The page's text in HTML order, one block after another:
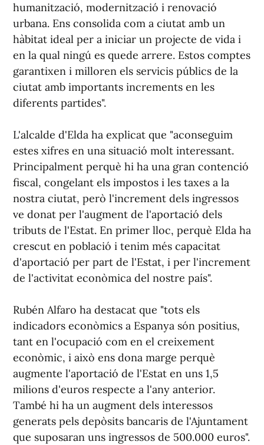
humanització, modernització i renovació
urbana. Ens consolida com a ciutat amb un
hàbitat ideal per a iniciar un projecte de vida i
en la qual ningú es quede arrere. Estos comptes
garantixen i milloren els servicis públics de la
ciutat amb importants increments en les
diferents partides".
L'alcalde d'Elda ha explicat que "aconseguim
estes xifres en una situació molt interessant.
Principalment perquè hi ha una gran contenció
fiscal, congelant els impostos i les taxes a la
nostra ciutat, però l'increment dels ingressos
ve donat per l'augment de l'aportació dels
tributs de l'Estat. En primer lloc, perquè Elda ha
crescut en població i tenim més capacitat
d'aportació per part de l'Estat, i per l'increment
de l'activitat econòmica del nostre país".
Rubén Alfaro ha destacat que "tots els
indicadors econòmics a Espanya són positius,
tant en l'ocupació com en el creixement
econòmic, i això ens dona marge perquè
augmente l'aportació de l'Estat en uns 1,5
milions d'euros respecte a l'any anterior.
També hi ha un augment dels interessos
generats pels depòsits bancaris de l'Ajuntament
que suposaran uns ingressos de 500.000 euros".